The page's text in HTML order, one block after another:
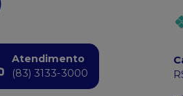
Atendimento
(83) 3133-3000